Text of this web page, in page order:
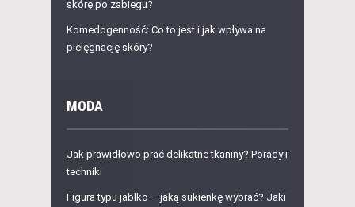
skórę po zabiegu?
Komedogenność: Co to jest i jak wpływa na
pielęgnację skóry?
MODA
Jak prawidłowo prać delikatne tkaniny? Porady i
techniki
Figura typu jabłko – jaką sukienkę wybrać? Jaki